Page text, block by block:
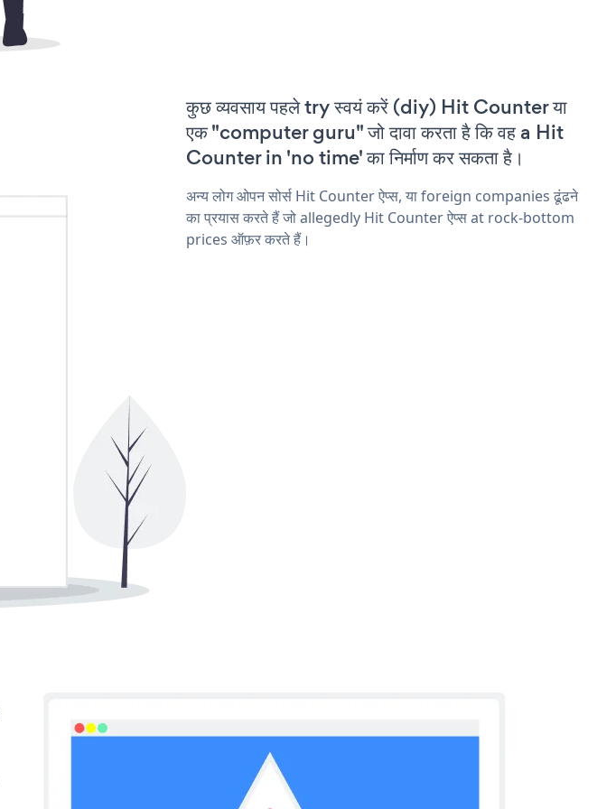
कुछ व्यवसाय पहले try स्वयं करें (diy) Hit Counter या
एक "computer guru" जो दावा करता है कि वह a Hit
Counter in 'no time' का निर्माण कर सकता है।
अन्य लोग ओपन सोर्स Hit Counter ऐप्स, या foreign companies ढूंढने
का प्रयास करते हैं जो allegedly Hit Counter ऐप्स at rock-bottom
prices ऑफ़र करते हैं।